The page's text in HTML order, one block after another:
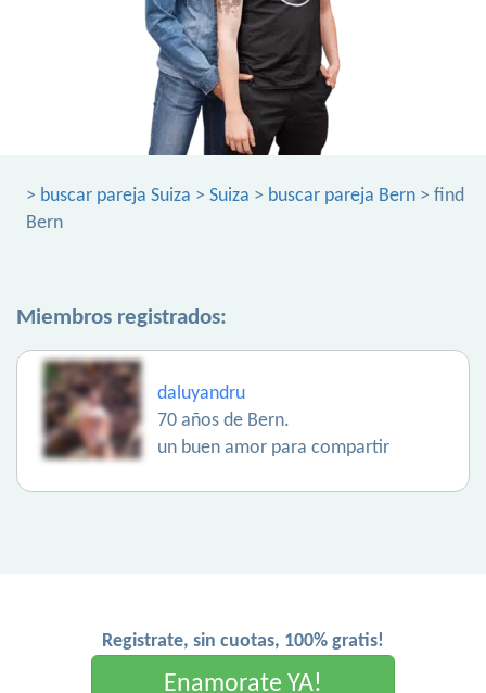
> buscar pareja Suiza > Suiza > buscar pareja Bern > find
Bern
Miembros registrados:
daluyandru
70 años de Bern.
un buen amor para compartir
Registrate, sin cuotas, 100% gratis!
Enamorate YA!